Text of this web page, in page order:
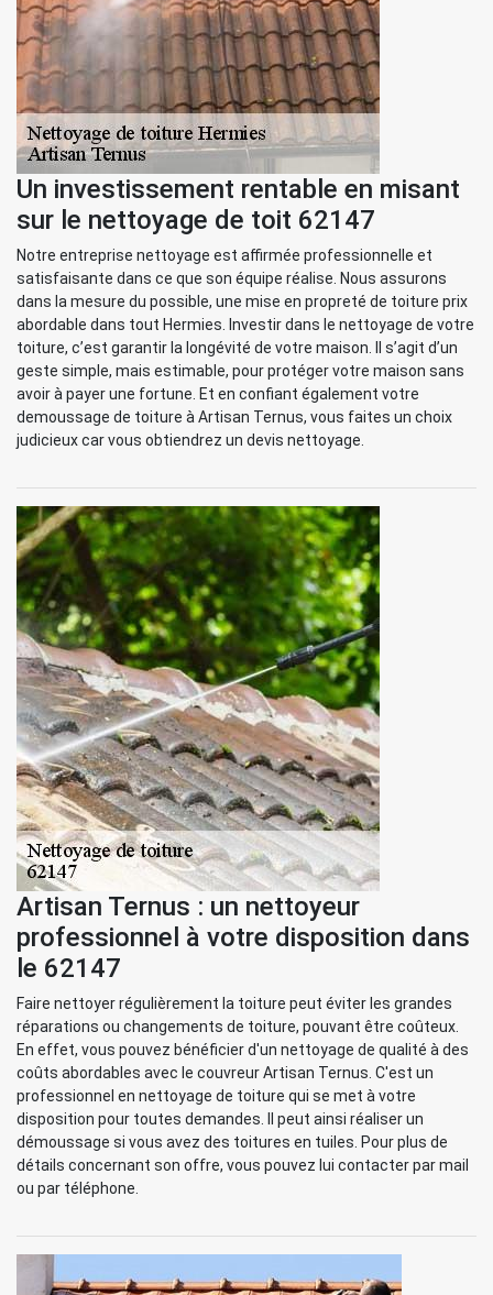
Un investissement rentable en misant
sur le nettoyage de toit 62147
Notre entreprise nettoyage est affirmée professionnelle et
satisfaisante dans ce que son équipe réalise. Nous assurons
dans la mesure du possible, une mise en propreté de toiture prix
abordable dans tout Hermies. Investir dans le nettoyage de votre
toiture, c’est garantir la longévité de votre maison. Il s’agit d’un
geste simple, mais estimable, pour protéger votre maison sans
avoir à payer une fortune. Et en confiant également votre
demoussage de toiture à Artisan Ternus, vous faites un choix
judicieux car vous obtiendrez un devis nettoyage.
Artisan Ternus : un nettoyeur
professionnel à votre disposition dans
le 62147
Faire nettoyer régulièrement la toiture peut éviter les grandes
réparations ou changements de toiture, pouvant être coûteux.
En effet, vous pouvez bénéficier d'un nettoyage de qualité à des
coûts abordables avec le couvreur Artisan Ternus. C'est un
professionnel en nettoyage de toiture qui se met à votre
disposition pour toutes demandes. Il peut ainsi réaliser un
démoussage si vous avez des toitures en tuiles. Pour plus de
détails concernant son offre, vous pouvez lui contacter par mail
ou par téléphone.